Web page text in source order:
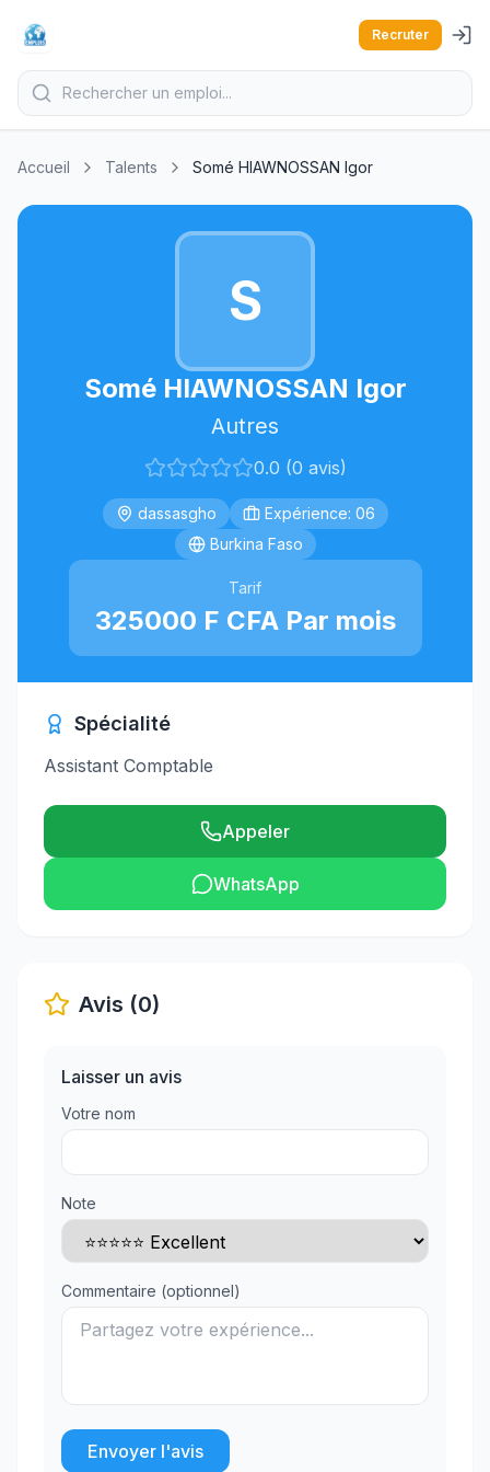
Recruter
Accueil Talents Somé HIAWNOSSAN Igor
S
Somé HIAWNOSSAN Igor
Autres
0.0 (0 avis)
dassasgho
Expérience: 06
Burkina Faso
Tarif
325000 F CFA Par mois
Spécialité
Assistant Comptable
Appeler
WhatsApp
Avis (0)
Laisser un avis
Votre nom
Note
Commentaire (optionnel)
Envoyer l'avis